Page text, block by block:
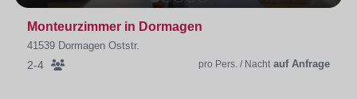
Monteurzimmer in Dormagen
41539 Dormagen Oststr.
2-4 pro Pers. / Nacht auf Anfrage